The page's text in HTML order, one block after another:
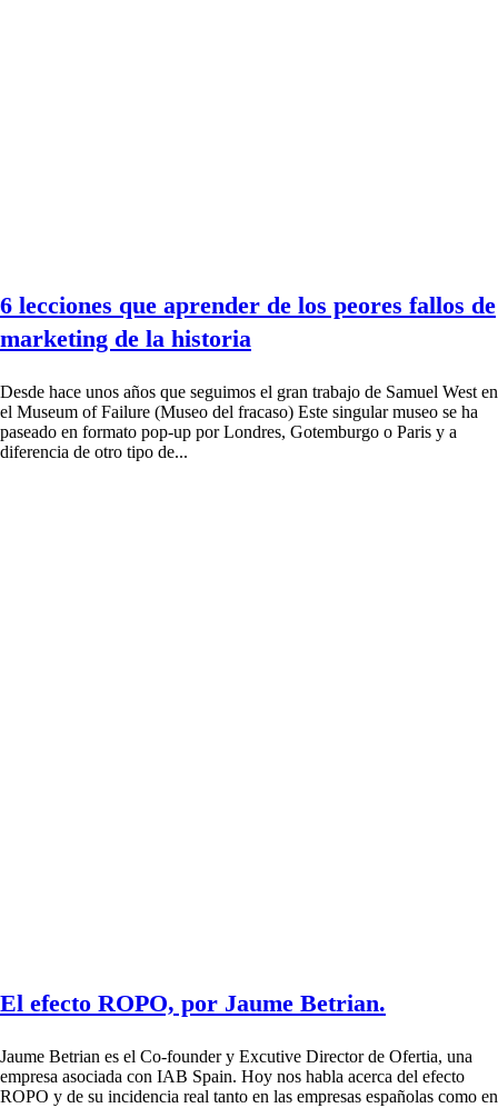
6 lecciones que aprender de los peores fallos de
marketing de la historia
Desde hace unos años que seguimos el gran trabajo de Samuel West en
el Museum of Failure (Museo del fracaso) Este singular museo se ha
paseado en formato pop-up por Londres, Gotemburgo o Paris y a
diferencia de otro tipo de...
El efecto ROPO, por Jaume Betrian.
Jaume Betrian es el Co-founder y Excutive Director de Ofertia, una
empresa asociada con IAB Spain. Hoy nos habla acerca del efecto
ROPO y de su incidencia real tanto en las empresas españolas como en